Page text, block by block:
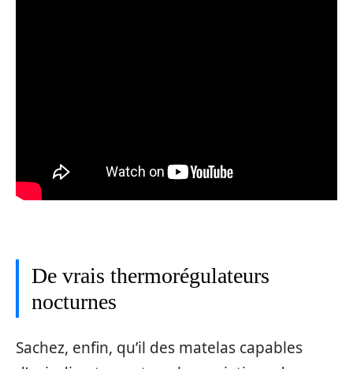
De vrais thermorégulateurs
nocturnes
Sachez, enfin, qu’il des matelas capables